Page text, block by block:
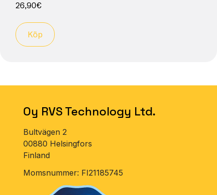
26,90€
Köp
Oy RVS Technology Ltd.
Bultvägen 2
00880 Helsingfors
Finland
Momsnummer: FI21185745